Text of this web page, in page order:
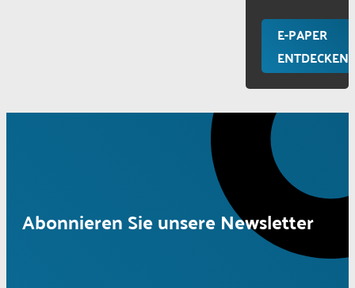
E-PAPER
ENTDECKEN
Abonnieren Sie unsere Newsletter